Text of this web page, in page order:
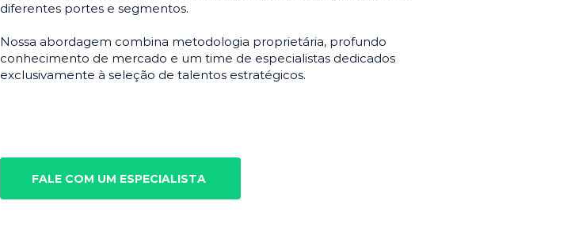
diferentes portes e segmentos.
Nossa abordagem combina metodologia proprietária, profundo
conhecimento de mercado e um time de especialistas dedicados
exclusivamente à seleção de talentos estratégicos.
FALE COM UM ESPECIALISTA